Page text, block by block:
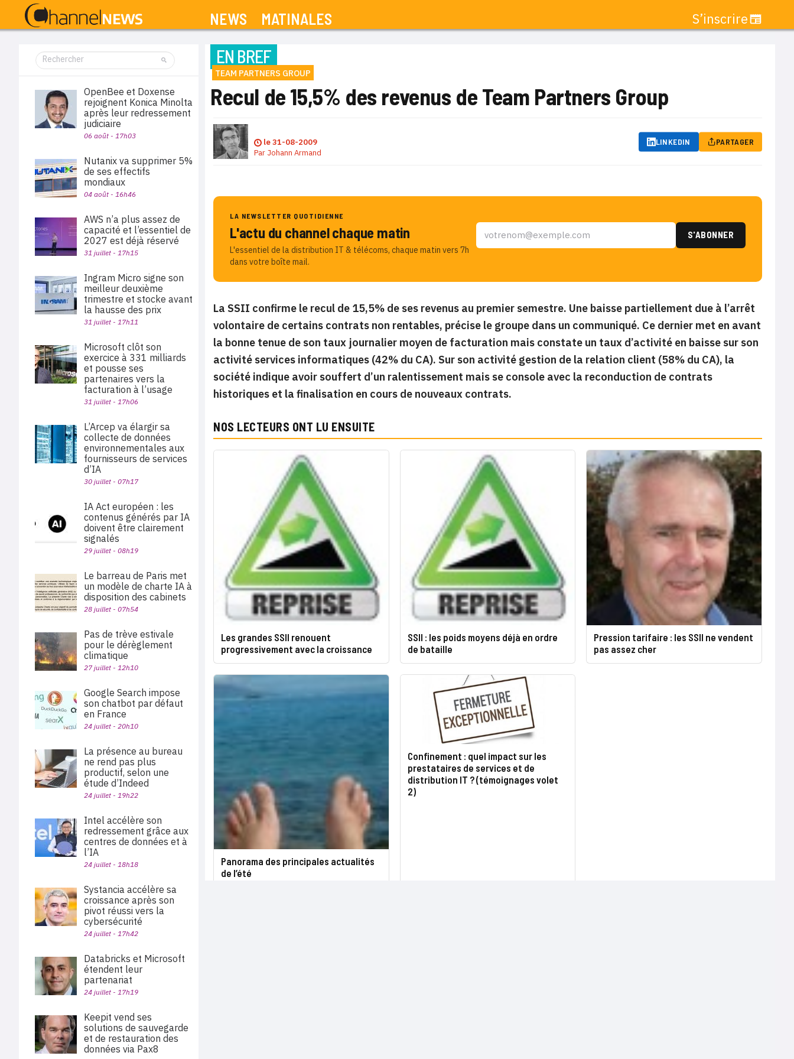
NEWS MATINALES S’inscrire
EN BREF
TEAM PARTNERS GROUP
Recul de 15,5% des revenus de Team Partners Group
le31-08-2009
Par Johann Armand
LINKEDIN PARTAGER
LA NEWSLETTER QUOTIDIENNE
L'actu du channel chaque matin
L'essentiel de la distribution IT & télécoms, chaque matin vers 7h
dans votre boîte mail.
La SSII confirme le recul de 15,5% de ses revenus au premier semestre. Une baisse partiellement due à l’arrêt
volontaire de certains contrats non rentables, précise le groupe dans un communiqué. Ce dernier met en avant
la bonne tenue de son taux journalier moyen de facturation mais constate un taux d’activité en baisse sur son
activité services informatiques (42% du CA). Sur son activité gestion de la relation client (58% du CA), la
société indique avoir souffert d’un ralentissement mais se console avec la reconduction de contrats
historiques et la finalisation en cours de nouveaux contrats.
NOS LECTEURS ONT LU ENSUITE
Les grandes SSII renouent
progressivement avec la croissance
SSII : les poids moyens déjà en ordre
de bataille
Pression tarifaire : les SSII ne vendent
pas assez cher
Panorama des principales actualités
de l’été
Confinement : quel impact sur les
prestataires de services et de
distribution IT ? (témoignages volet
2)
OpenBee et Doxense
rejoignent Konica Minolta
après leur redressement
judiciaire
06 août - 17h03
Nutanix va supprimer 5%
de ses effectifs
mondiaux
04 août - 16h46
AWS n’a plus assez de
capacité et l’essentiel de
2027 est déjà réservé
31 juillet - 17h15
Ingram Micro signe son
meilleur deuxième
trimestre et stocke avant
la hausse des prix
31 juillet - 17h11
Microsoft clôt son
exercice à 331 milliards
et pousse ses
partenaires vers la
facturation à l’usage
31 juillet - 17h06
L’Arcep va élargir sa
collecte de données
environnementales aux
fournisseurs de services
d’IA
30 juillet - 07h17
IA Act européen : les
contenus générés par IA
doivent être clairement
signalés
29 juillet - 08h19
Le barreau de Paris met
un modèle de charte IA à
disposition des cabinets
28 juillet - 07h54
Pas de trève estivale
pour le dérèglement
climatique
27 juillet - 12h10
Google Search impose
son chatbot par défaut
en France
24 juillet - 20h10
La présence au bureau
ne rend pas plus
productif, selon une
étude d’Indeed
24 juillet - 19h22
Intel accélère son
redressement grâce aux
centres de données et à
l’IA
24 juillet - 18h18
Systancia accélère sa
croissance après son
pivot réussi vers la
cybersécurité
24 juillet - 17h42
Databricks et Microsoft
étendent leur
partenariat
24 juillet - 17h19
Keepit vend ses
solutions de sauvegarde
et de restauration des
données via Pax8